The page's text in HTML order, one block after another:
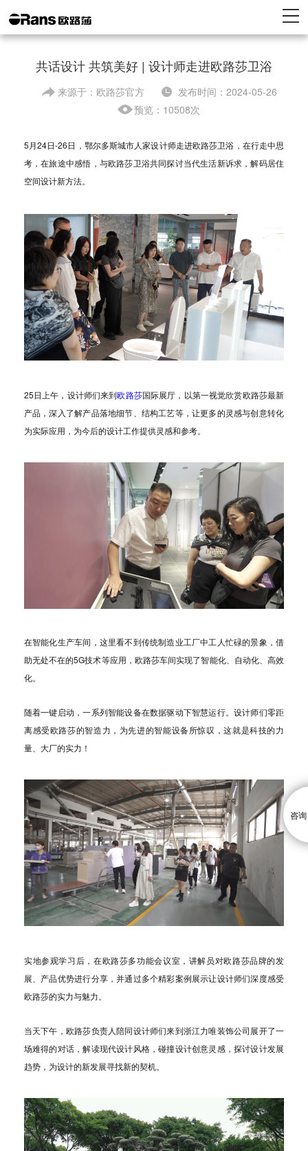
共话设计 共筑美好 | 设计师走进欧路莎卫浴
来源于：欧路莎官方
发布时间：2024-05-26
预览：10508次
5月24日-26日，鄂尔多斯城市人家设计师走进欧路莎卫浴，在行走中思
考，在旅途中感悟，与欧路莎卫浴共同探讨当代生活新诉求，解码居住
空间设计新方法。
25日上午，设计师们来到欧路莎国际展厅，以第一视觉欣赏欧路莎最新
产品，深入了解产品落地细节、结构工艺等，让更多的灵感与创意转化
为实际应用，为今后的设计工作提供灵感和参考。
在智能化生产车间，这里看不到传统制造业工厂中工人忙碌的景象，借
助无处不在的5G技术等应用，欧路莎车间实现了智能化、自动化、高效
化。
随着一键启动，一系列智能设备在数据驱动下智慧运行。设计师们零距
离感受欧路莎的智造力，为先进的智能设备所惊叹，这就是科技的力
量、大厂的实力！
实地参观学习后，在欧路莎多功能会议室，讲解员对欧路莎品牌的发
展、产品优势进行分享，并通过多个精彩案例展示让设计师们深度感受
欧路莎的实力与魅力。
当天下午，欧路莎负责人陪同设计师们来到浙江力唯装饰公司展开了一
场难得的对话，解读现代设计风格，碰撞设计创意灵感，探讨设计发展
趋势，为设计的新发展寻找新的契机。
咨询